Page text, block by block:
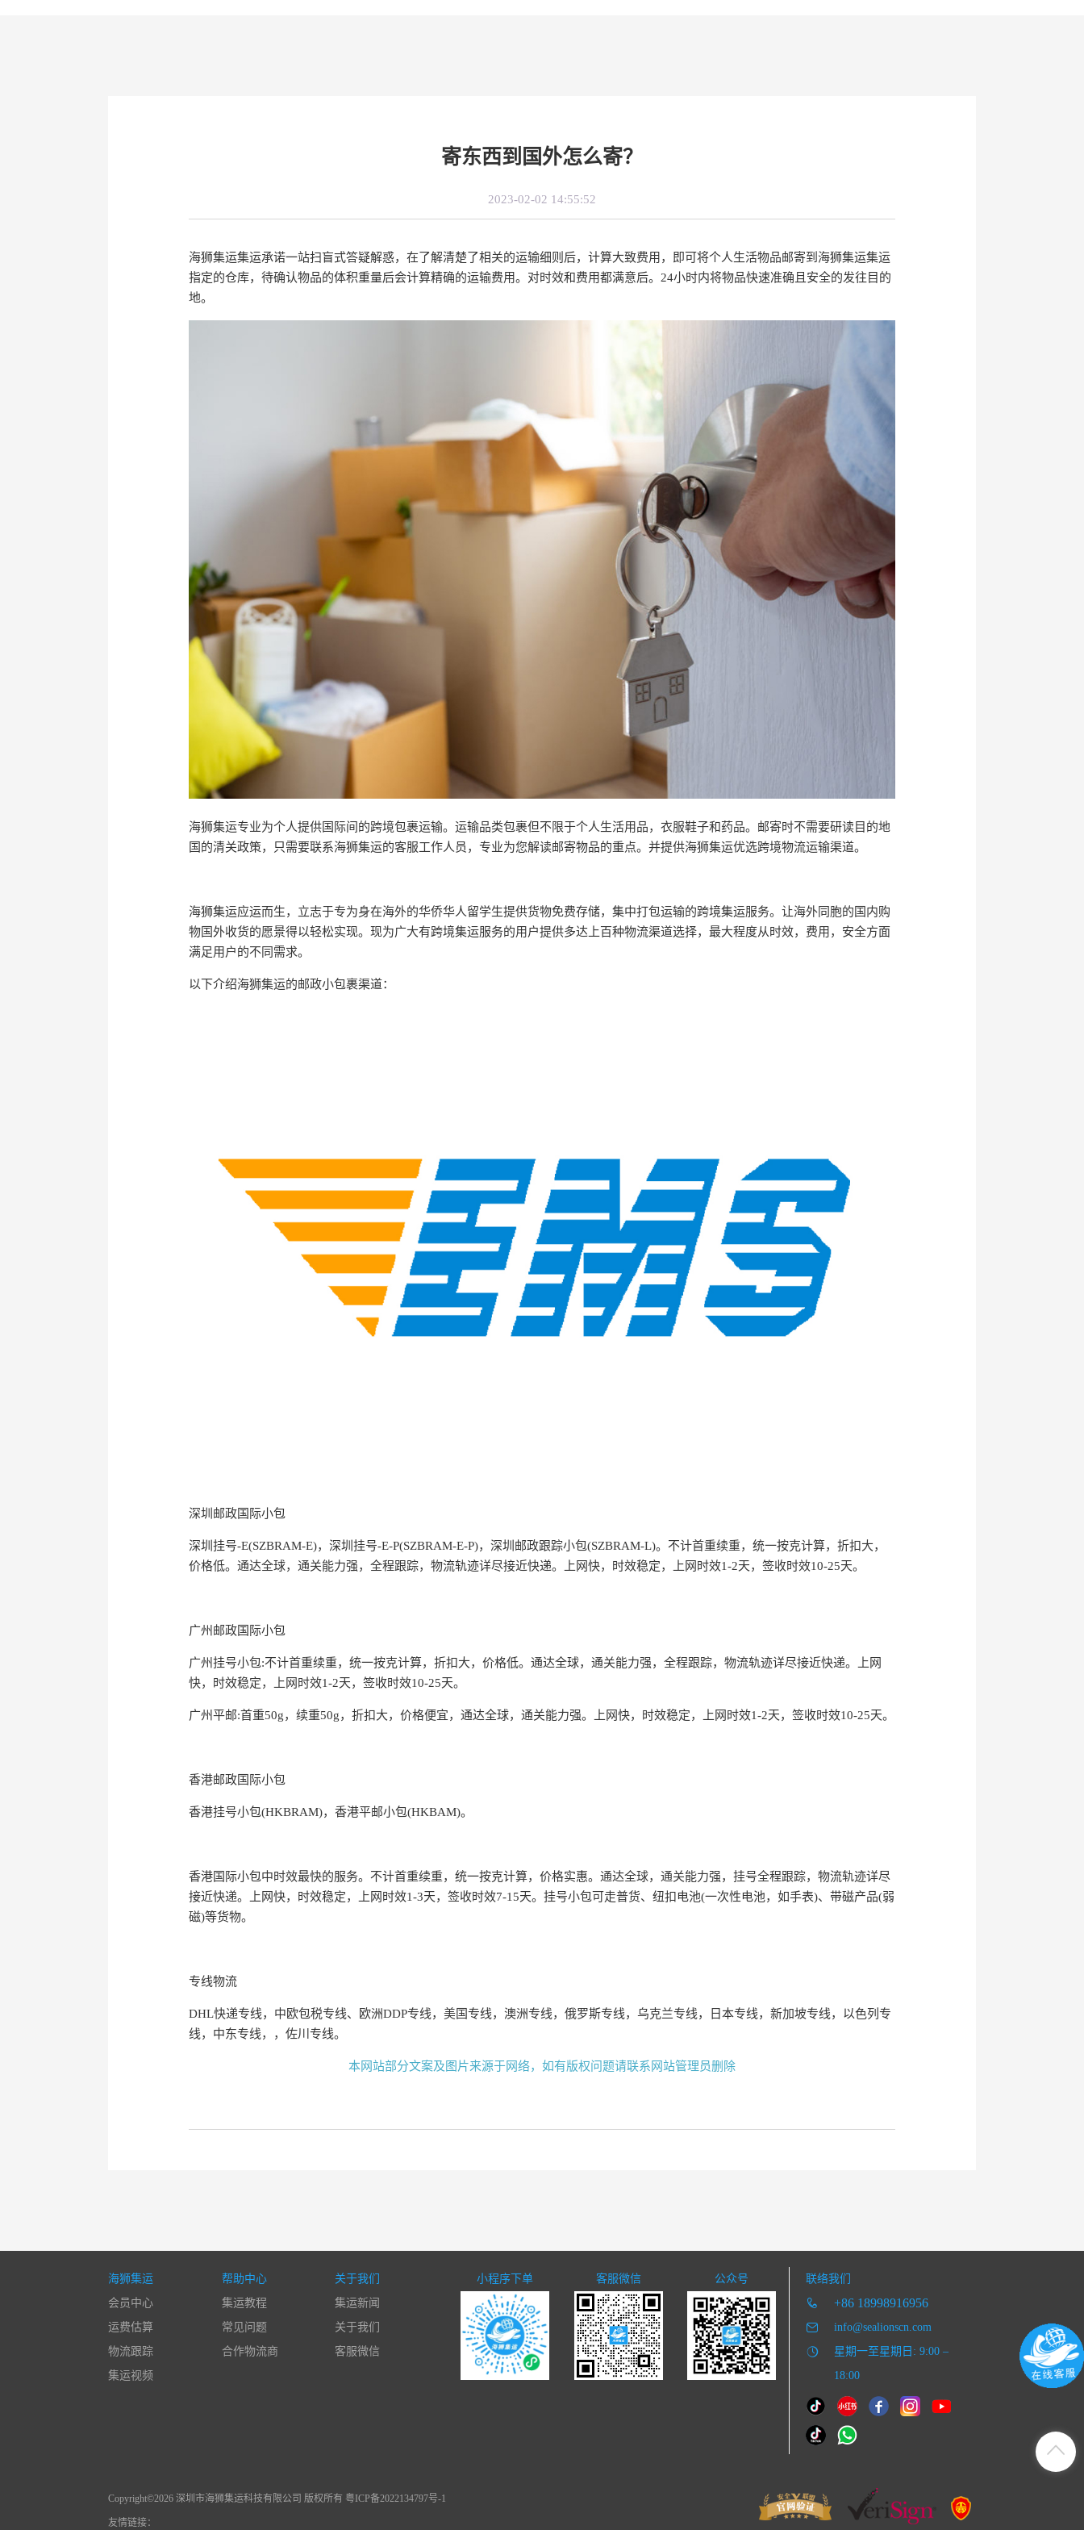
寄东西到国外怎么寄？
2023-02-02 14:55:52
海狮集运集运承诺一站扫盲式答疑解惑，在了解清楚了相关的运输细则后，计算大致费用，即可将个人生活物品邮寄到海狮集运集运
指定的仓库，待确认物品的体积重量后会计算精确的运输费用。对时效和费用都满意后。24小时内将物品快速准确且安全的发往目的
地。
海狮集运专业为个人提供国际间的跨境包裹运输。运输品类包裹但不限于个人生活用品，衣服鞋子和药品。邮寄时不需要研读目的地
国的清关政策，只需要联系海狮集运的客服工作人员，专业为您解读邮寄物品的重点。并提供海狮集运优选跨境物流运输渠道。
海狮集运应运而生，立志于专为身在海外的华侨华人留学生提供货物免费存储，集中打包运输的跨境集运服务。让海外同胞的国内购
物国外收货的愿景得以轻松实现。现为广大有跨境集运服务的用户提供多达上百种物流渠道选择，最大程度从时效，费用，安全方面
满足用户的不同需求。
以下介绍海狮集运的邮政小包裹渠道：
深圳邮政国际小包
深圳挂号-E(SZBRAM-E)，深圳挂号-E-P(SZBRAM-E-P)，深圳邮政跟踪小包(SZBRAM-L)。不计首重续重，统一按克计算，折扣大，
价格低。通达全球，通关能力强，全程跟踪，物流轨迹详尽接近快递。上网快，时效稳定，上网时效1-2天，签收时效10-25天。
广州邮政国际小包
广州挂号小包:不计首重续重，统一按克计算，折扣大，价格低。通达全球，通关能力强，全程跟踪，物流轨迹详尽接近快递。上网
快，时效稳定，上网时效1-2天，签收时效10-25天。
广州平邮:首重50g，续重50g，折扣大，价格便宜，通达全球，通关能力强。上网快，时效稳定，上网时效1-2天，签收时效10-25天。
香港邮政国际小包
香港挂号小包(HKBRAM)，香港平邮小包(HKBAM)。
香港国际小包中时效最快的服务。不计首重续重，统一按克计算，价格实惠。通达全球，通关能力强，挂号全程跟踪，物流轨迹详尽
接近快递。上网快，时效稳定，上网时效1-3天，签收时效7-15天。挂号小包可走普货、纽扣电池(一次性电池，如手表)、带磁产品(弱
磁)等货物。
专线物流
DHL快递专线，中欧包税专线、欧洲DDP专线，美国专线，澳洲专线，俄罗斯专线，乌克兰专线，日本专线，新加坡专线，以色列专
线，中东专线，，佐川专线。
本网站部分文案及图片来源于网络，如有版权问题请联系网站管理员删除
海狮集运
会员中心
运费估算
物流跟踪
集运视频
帮助中心
集运教程
常见问题
合作物流商
关于我们
集运新闻
关于我们
客服微信
小程序下单 客服微信 公众号 联络我们
+86 18998916956
info@sealionscn.com
星期一至星期日: 9:00 –
18:00
Copyright©2026 深圳市海狮集运科技有限公司 版权所有 粤ICP备2022134797号-1
友情链接：